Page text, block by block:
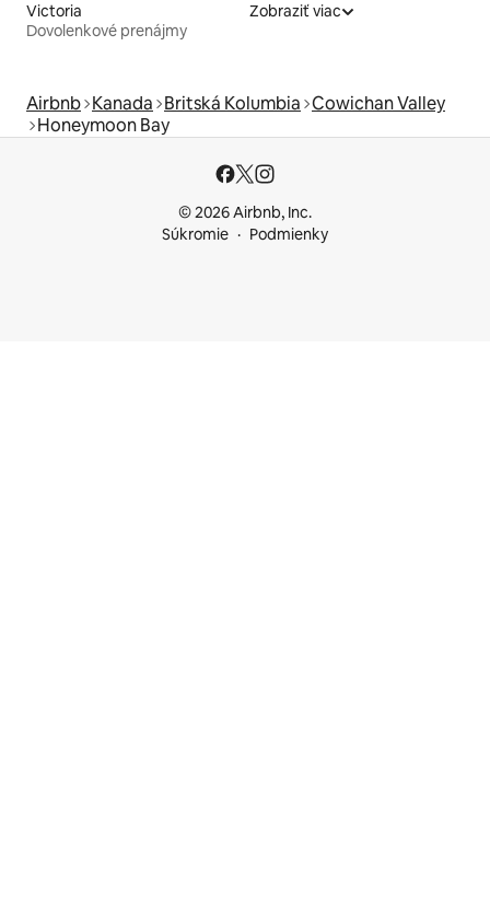
Victoria
Dovolenkové prenájmy
Zobraziť viac
Airbnb Kanada Britská Kolumbia Cowichan Valley
Honeymoon Bay
© 2026 Airbnb, Inc.
Súkromie
Podmienky